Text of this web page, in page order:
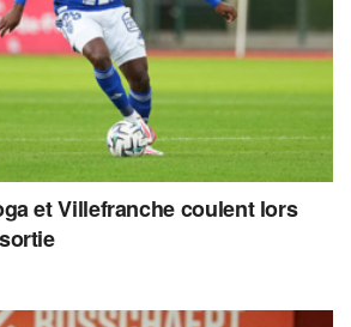
et Villefranche coulent lors